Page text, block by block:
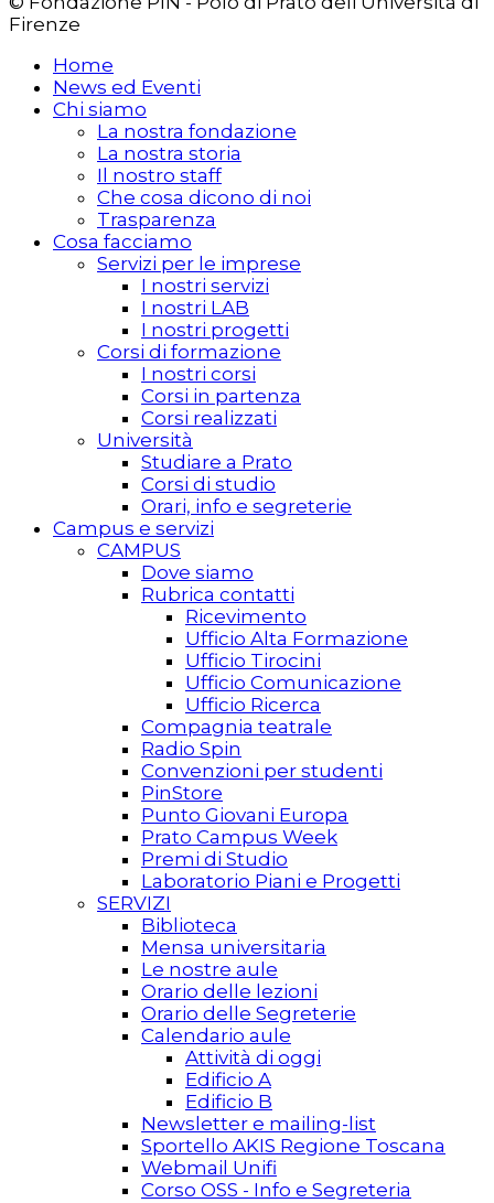
Firenze
Home
News ed Eventi
Chi siamo
La nostra fondazione
La nostra storia
Il nostro staff
Che cosa dicono di noi
Trasparenza
Cosa facciamo
Servizi per le imprese
I nostri servizi
I nostri LAB
I nostri progetti
Corsi di formazione
I nostri corsi
Corsi in partenza
Corsi realizzati
Università
Studiare a Prato
Corsi di studio
Orari, info e segreterie
Campus e servizi
CAMPUS
Dove siamo
Rubrica contatti
Ricevimento
Ufficio Alta Formazione
Ufficio Tirocini
Ufficio Comunicazione
Ufficio Ricerca
Compagnia teatrale
Radio Spin
Convenzioni per studenti
PinStore
Punto Giovani Europa
Prato Campus Week
Premi di Studio
Laboratorio Piani e Progetti
SERVIZI
Biblioteca
Mensa universitaria
Le nostre aule
Orario delle lezioni
Orario delle Segreterie
Calendario aule
Attività di oggi
Edificio A
Edificio B
Newsletter e mailing-list
Sportello AKIS Regione Toscana
Webmail Unifi
Corso OSS - Info e Segreteria